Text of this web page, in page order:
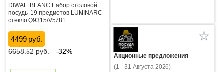
DIWALI BLANC Набор столовой
посуды 19 предметов LUMINARC
стекло Q9315/V5781
4499 руб.
6658.52руб. -32%
Акционные предложения
(1 - 31 Августа 2026)